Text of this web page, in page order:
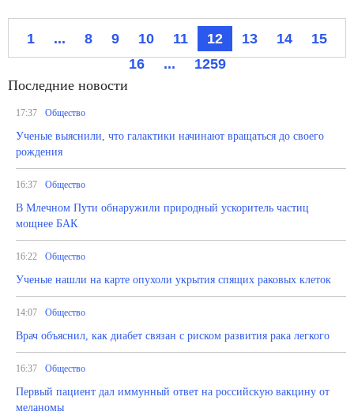
1 ... 8 9 10 11 12 13 14
15
16
...
1259
Последние новости
17:37 Общество
Ученые выяснили, что галактики начинают вращаться до своего
рождения
16:37 Общество
В Млечном Пути обнаружили природный ускоритель частиц
мощнее БАК
16:22 Общество
Ученые нашли на карте опухоли укрытия спящих раковых клеток
14:07 Общество
Врач объяснил, как диабет связан с риском развития рака легкого
16:37 Общество
Первый пациент дал иммунный ответ на российскую вакцину от
меланомы